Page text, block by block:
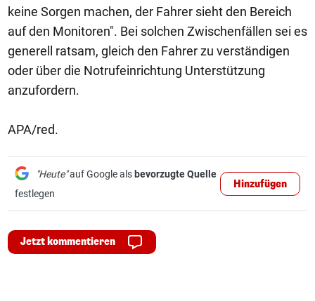
keine Sorgen machen, der Fahrer sieht den Bereich
auf den Monitoren". Bei solchen Zwischenfällen sei es
generell ratsam, gleich den Fahrer zu verständigen
oder über die Notrufeinrichtung Unterstützung
anzufordern.
APA/red.
"Heute"auf Google als bevorzugte Quelle
festlegen
Hinzufügen
Jetzt kommentieren